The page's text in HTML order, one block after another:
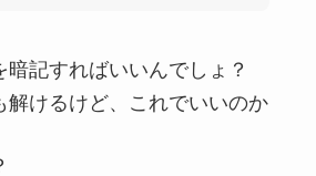
暗記すればいいんでしょ？
解けるけど、これでいいのか